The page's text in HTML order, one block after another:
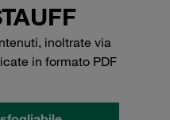
inoltrate via
in formato PDF